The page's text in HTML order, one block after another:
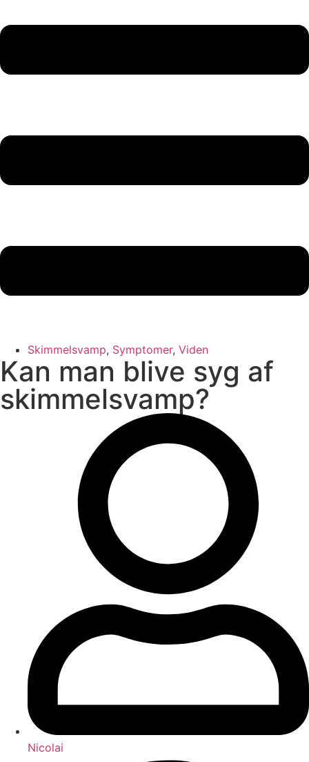
Skimmelsvamp, Symptomer, Viden
Kan man blive syg af
skimmelsvamp?
Nicolai